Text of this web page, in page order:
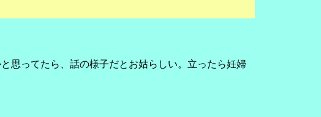
思ってたら、話の様子だとお姑らしい。立ったら妊婦